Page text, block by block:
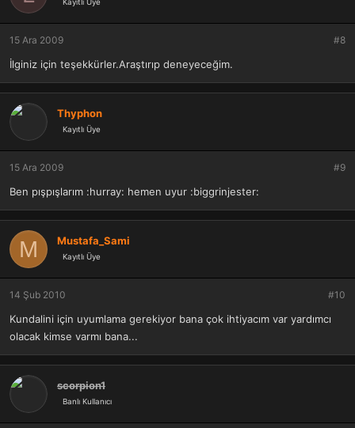
15 Ara 2009 #8
İlginiz için teşekkürler.Araştırıp deneyeceğim.
Thyphon
Kayıtlı Üye
15 Ara 2009 #9
Ben pışpışlarım :hurray: hemen uyur :biggrinjester:
M Mustafa_Sami
Kayıtlı Üye
14 Şub 2010 #10
Kundalini için uyumlama gerekiyor bana çok ihtiyacım var yardımcı
olacak kimse varmı bana...
scorpion1
Banlı Kullanıcı